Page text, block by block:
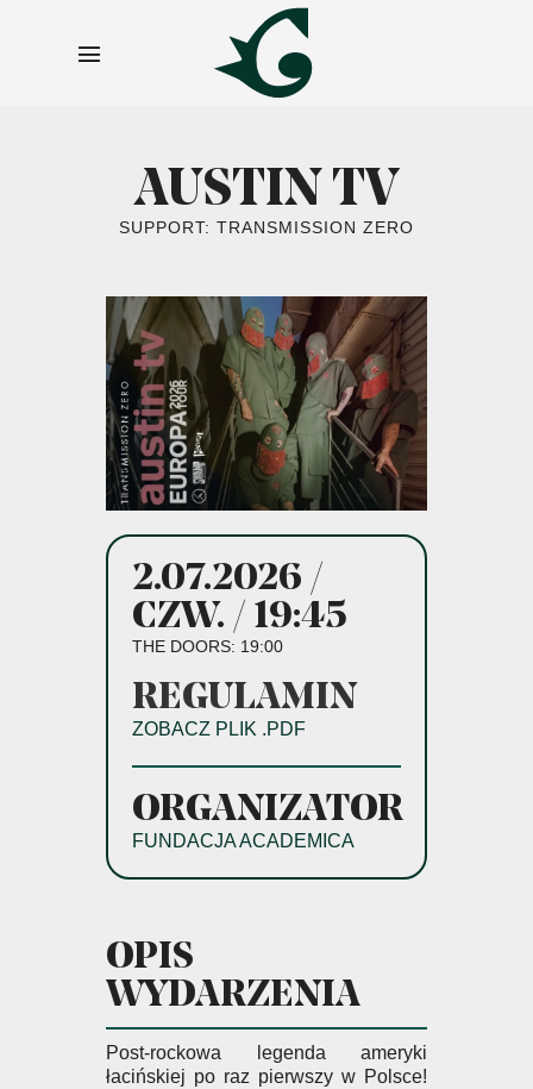
AUSTIN TV
SUPPORT: TRANSMISSION ZERO
2.07.2026 /
CZW. / 19:45
THE DOORS: 19:00
REGULAMIN
ZOBACZ PLIK .PDF
ORGANIZATOR
FUNDACJA ACADEMICA
OPIS
WYDARZENIA
Post-rockowa legenda ameryki
łacińskiej po raz pierwszy w Polsce!